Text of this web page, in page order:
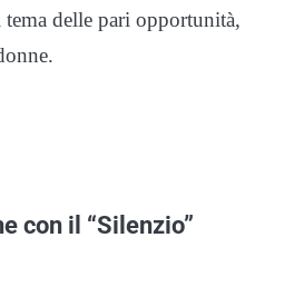
tema delle pari opportunità,
con il “Silenzio”